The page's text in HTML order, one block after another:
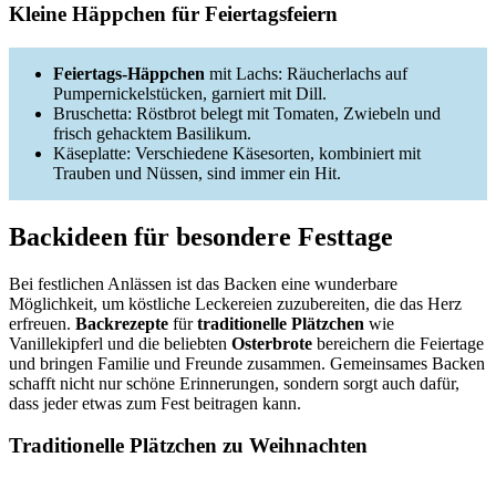
Kleine Häppchen für Feiertagsfeiern
Feiertags-Häppchen mit Lachs: Räucherlachs auf
Pumpernickelstücken, garniert mit Dill.
Bruschetta: Röstbrot belegt mit Tomaten, Zwiebeln und
frisch gehacktem Basilikum.
Käseplatte: Verschiedene Käsesorten, kombiniert mit
Trauben und Nüssen, sind immer ein Hit.
Backideen für besondere Festtage
Bei festlichen Anlässen ist das Backen eine wunderbare
Möglichkeit, um köstliche Leckereien zuzubereiten, die das Herz
erfreuen. Backrezepte fürtraditionelle Plätzchen wie
Vanillekipferl und die beliebten Osterbrote bereichern die Feiertage
und bringen Familie und Freunde zusammen. Gemeinsames Backen
schafft nicht nur schöne Erinnerungen, sondern sorgt auch dafür,
dass jeder etwas zum Fest beitragen kann.
Traditionelle Plätzchen zu Weihnachten